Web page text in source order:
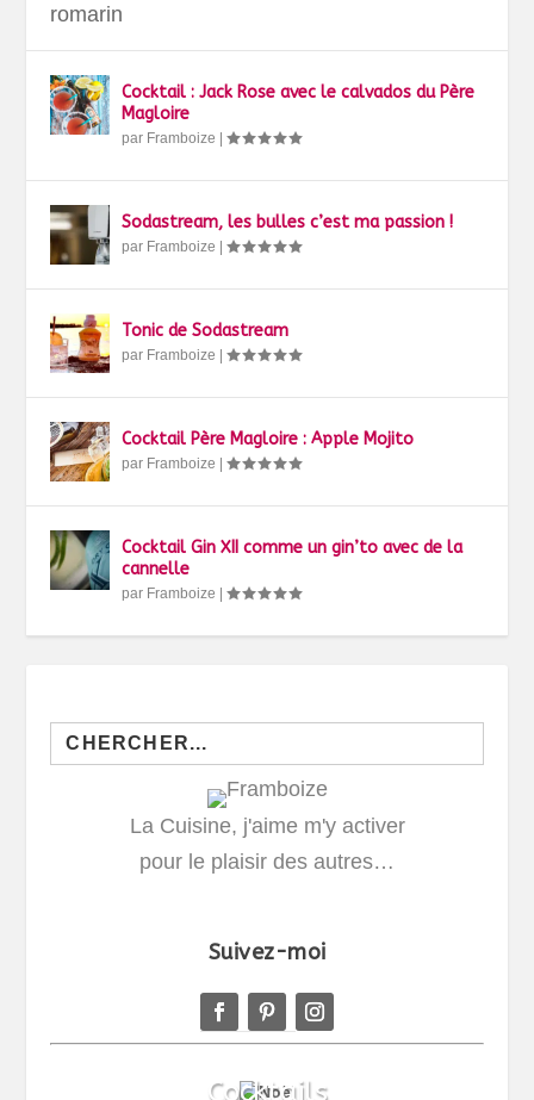
romarin
Cocktail : Jack Rose avec le calvados du Père
Magloire
par Framboize |
Sodastream, les bulles c’est ma passion !
par Framboize |
Tonic de Sodastream
par Framboize |
Cocktail Père Magloire : Apple Mojito
par Framboize |
Cocktail Gin XII comme un gin’to avec de la
cannelle
par Framboize |
Search
for:
La Cuisine, j'aime m'y activer
pour le plaisir des autres…
Suivez-moi